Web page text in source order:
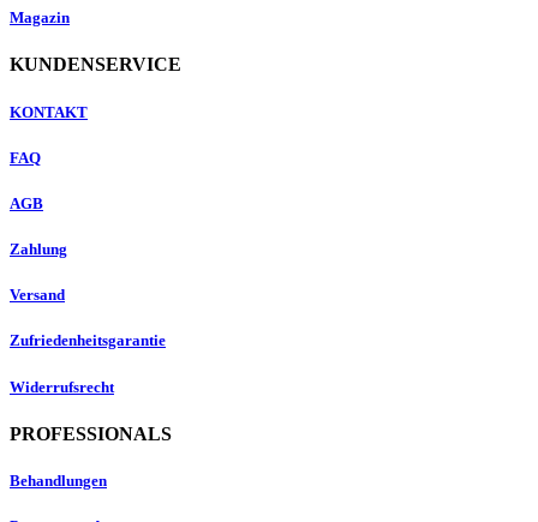
Magazin
KUNDENSERVICE
KONTAKT
FAQ
AGB
Zahlung
Versand
Zufriedenheitsgarantie
Widerrufsrecht
PROFESSIONALS
Behandlungen